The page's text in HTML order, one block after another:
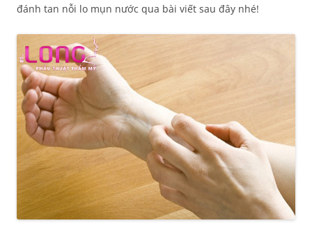
đánh tan nỗi lo mụn nước qua bài viết sau đây nhé!